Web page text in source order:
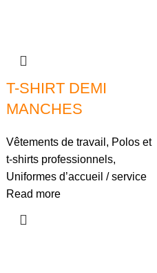
T-SHIRT DEMI
MANCHES
Vêtements de travail , Polos et
t-shirts professionnels,
Uniformes d’accueil / service
Read more